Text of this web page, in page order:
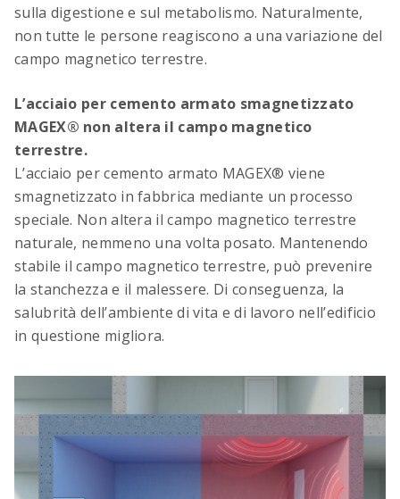
Tabella digitale per la piegatura dell’acciaio
Lunghezze dei giunti di sovrapposizione,
lunghezze di ancoraggio e dimensioni minime
dei ferri sagomati – calcolati in modo digitale
secondo la nuova norma SIA 262 (2025)
sulla digestione e sul metabolismo. Naturalmente,
non tutte le persone reagiscono a una variazione del
campo magnetico terrestre.
L’acciaio per cemento armato smagnetizzato
MAGEX® non altera il campo magnetico
terrestre.
L’acciaio per cemento armato MAGEX® viene
smagnetizzato in fabbrica mediante un processo
speciale. Non altera il campo magnetico terrestre
naturale, nemmeno una volta posato. Mantenendo
stabile il campo magnetico terrestre, può prevenire
la stanchezza e il malessere. Di conseguenza, la
salubrità dell’ambiente di vita e di lavoro nell’edificio
in questione migliora.